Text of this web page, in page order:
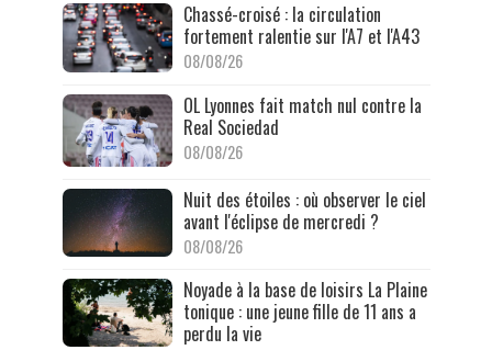
Chassé-croisé : la circulation
fortement ralentie sur l'A7 et l'A43
08/08/26
OL Lyonnes fait match nul contre la
Real Sociedad
08/08/26
Nuit des étoiles : où observer le ciel
avant l'éclipse de mercredi ?
08/08/26
Noyade à la base de loisirs La Plaine
tonique : une jeune fille de 11 ans a
perdu la vie